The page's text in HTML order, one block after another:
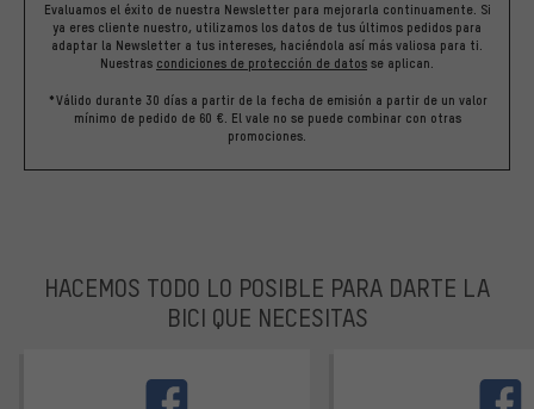
Evaluamos el éxito de nuestra Newsletter para mejorarla continuamente. Si
ya eres cliente nuestro, utilizamos los datos de tus últimos pedidos para
adaptar la Newsletter a tus intereses, haciéndola así más valiosa para ti.
Nuestras condiciones de protección de datos se aplican.
*Válido durante 30 días a partir de la fecha de emisión a partir de un valor
mínimo de pedido de 60 €. El vale no se puede combinar con otras
promociones.
HACEMOS TODO LO POSIBLE PARA DARTE LA
BICI QUE NECESITAS